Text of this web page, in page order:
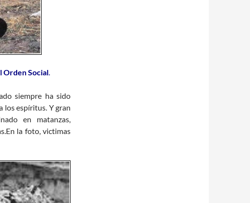
Orden Social.
siempre ha sido
los espíritus. Y gran
en matanzas,
la foto, victimas